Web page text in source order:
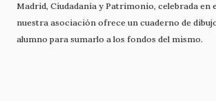
Madrid, Ciudadanía y Patrimonio, celebrada en
nuestra asociación ofrece un cuaderno de
alumno para sumarlo a los fondos del mismo.